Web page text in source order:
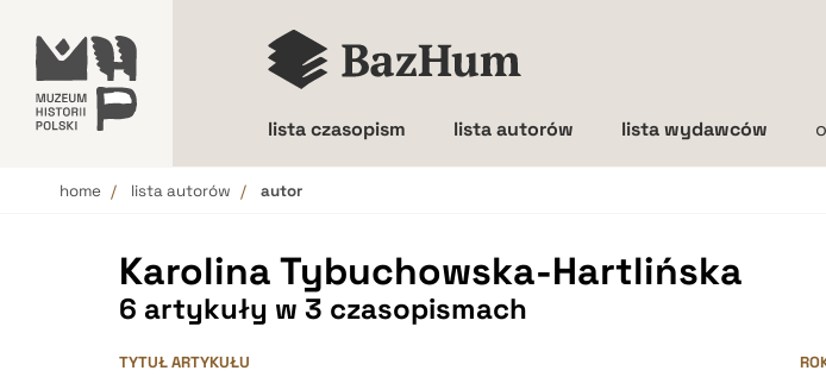
lista czasopism lista autorów lista wydawców
home lista autorów autor
Karolina Tybuchowska-Hartlińska
6 artykuły w 3 czasopismach
TYTUŁ ARTYKUŁU